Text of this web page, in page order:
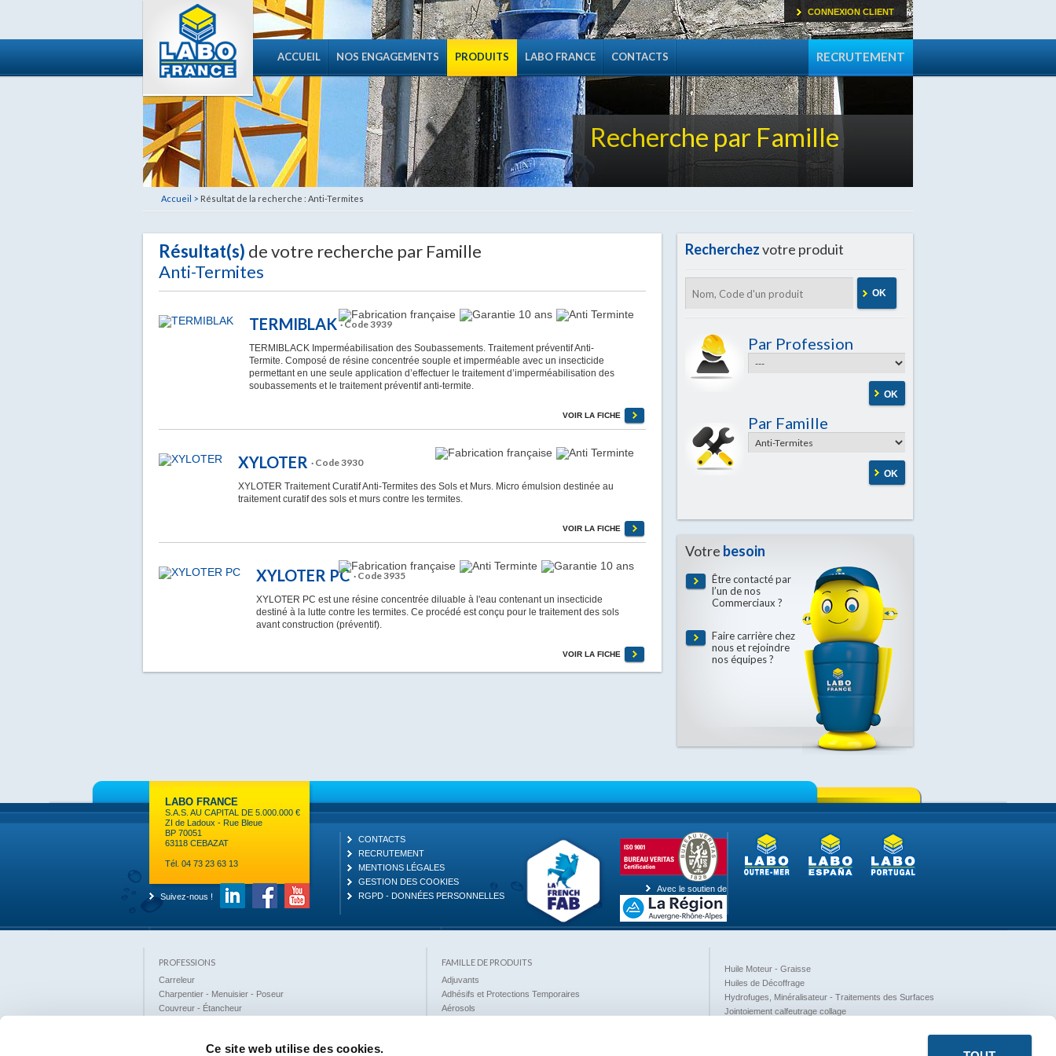
Ce site web utilise des cookies.
RECRUTEMENT
ACCUEIL NOS ENGAGEMENTS PRODUITS LABO FRANCE CONTACTS
CONNEXION CLIENT
Recherche par Famille
Accueil > Résultat de la recherche : Anti-Termites
Résultat(s) de votre recherche par Famille
Anti-Termites
TERMIBLAK· Code 3939
TERMIBLACK Imperméabilisation des Soubassements. Traitement préventif Anti-
Termite. Composé de résine concentrée souple et imperméable avec un insecticide
permettant en une seule application d’effectuer le traitement d’imperméabilisation des
soubassements et le traitement préventif anti-termite.
VOIR LA FICHE
XYLOTER · Code 3930
XYLOTER Traitement Curatif Anti-Termites des Sols et Murs. Micro émulsion destinée au
traitement curatif des sols et murs contre les termites.
VOIR LA FICHE
XYLOTER PC· Code 3935
XYLOTER PC est une résine concentrée diluable à l'eau contenant un insecticide
destiné à la lutte contre les termites. Ce procédé est conçu pour le traitement des sols
avant construction (préventif).
VOIR LA FICHE
Recherchezvotre produit
OK
Par Profession
OK
Par Famille
OK
Votre besoin
Être contacté par
l’un de nos
Commerciaux ?
Faire carrière chez
nous et rejoindre
nos équipes ?
LABO FRANCE
S.A.S. AU CAPITAL DE 5.000.000 €
ZI de Ladoux - Rue Bleue
BP 70051
63118 CEBAZAT
Tél. 04 73 23 63 13
Suivez-nous !
CONTACTS
RECRUTEMENT
MENTIONS LÉGALES
GESTION DES COOKIES
RGPD - DONNÉES PERSONNELLES
Avec le soutien de
PROFESSIONS
Carreleur
Charpentier - Menuisier - Poseur
Couvreur - Étancheur
FAMILLE DE PRODUITS
Adjuvants
Adhésifs et Protections Temporaires
Aérosols
Huile Moteur - Graisse
Huiles de Décoffrage
Hydrofuges, Minéralisateur - Traitements des Surfaces
Jointoiement calfeutrage collage